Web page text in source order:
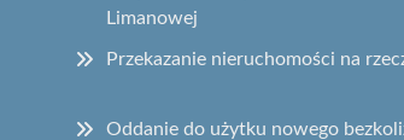
Limanowej
Przekazanie nieruchomości na
Oddanie do użytku nowego